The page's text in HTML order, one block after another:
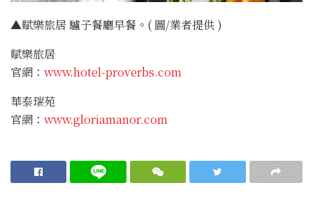
▲賦樂旅居 驢子餐廳早餐。( 圖/業者提供 )
賦樂旅居
官網： www.hotel-proverbs.com
華泰瑞苑
官網： www.gloriamanor.com